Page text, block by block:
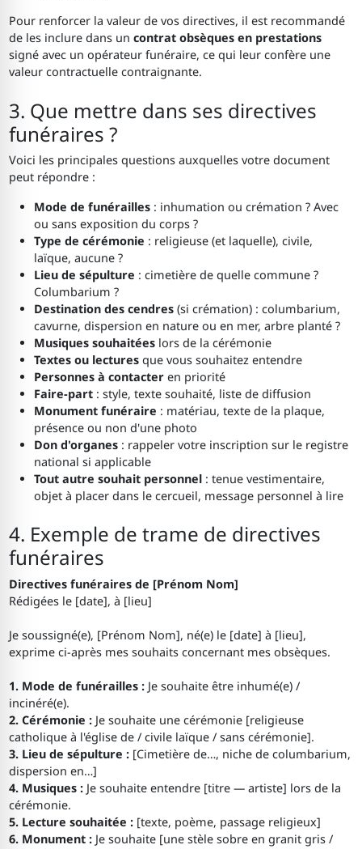
Pour renforcer la valeur de vos directives, il est recommandé
de les inclure dans uncontrat obsèques en prestations
signé avec un opérateur funéraire, ce qui leur confère une
valeur contractuelle contraignante.
3. Que mettre dans ses directives
funéraires ?
Voici les principales questions auxquelles votre document
peut répondre :
Mode de funérailles: inhumation ou crémation ? Avec
ou sans exposition du corps ?
Type de cérémonie : religieuse (et laquelle), civile,
laïque, aucune ?
Lieu de sépulture : cimetière de quelle commune ?
Columbarium ?
Destination des cendres(si crémation) : columbarium,
cavurne, dispersion en nature ou en mer, arbre planté ?
Musiques souhaitéeslors de la cérémonie
Textes ou lecturesque vous souhaitez entendre
Personnes à contacteren priorité
Faire-part: style, texte souhaité, liste de diffusion
Monument funéraire : matériau, texte de la plaque,
présence ou non d'une photo
Don d'organes: rappeler votre inscription sur le registre
national si applicable
Tout autre souhait personnel: tenue vestimentaire,
objet à placer dans le cercueil, message personnel à lire
4. Exemple de trame de directives
funéraires
Directives funéraires de [Prénom Nom]
Rédigées le [date], à [lieu]
Je soussigné(e), [Prénom Nom], né(e) le [date] à [lieu],
exprime ci-après mes souhaits concernant mes obsèques.
1. Mode de funérailles : Je souhaite être inhumé(e) /
incinéré(e).
2. Cérémonie : Je souhaite une cérémonie [religieuse
catholique à l'église de / civile laïque / sans cérémonie].
3. Lieu de sépulture : [Cimetière de…, niche de columbarium,
dispersion en…]
4. Musiques : Je souhaite entendre [titre — artiste] lors de la
cérémonie.
5. Lecture souhaitée : [texte, poème, passage religieux]
6. Monument : Je souhaite [une stèle sobre en granit gris /